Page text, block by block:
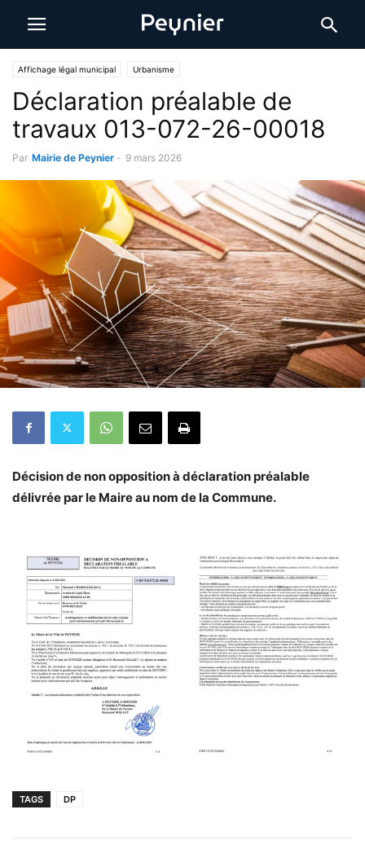
Affichage légal municipal Urbanisme
Déclaration préalable de
travaux 013-072-26-00018
Par Mairie de Peynier - 9 mars 2026
Décision de non opposition à déclaration préalable
délivrée par le Maire au nom de la Commune.
TAGS DP